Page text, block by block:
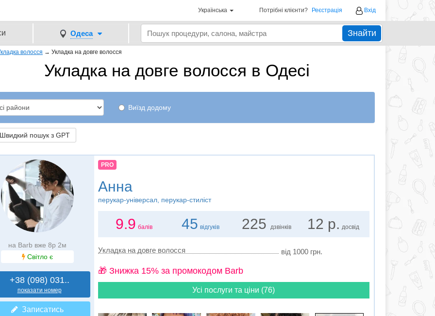
Українська Потрібні клієнти? Реєстрація Вхід
Одеса Знайти
волосся → Укладка на довге волосся
Укладка на довге волосся в Одесі
Виїзд додому
пошук з GPT
на Barb вже 8р 2м
Світло є
+38 (098) 031..
показати номер
Записатись
PRO
Анна
перукар-універсал, перукар-стиліст
9.9 балів 45 відгуків 225 дзвінків 12 р. досвід
Укладка на довге волосся від 1000 грн.
🎁 Знижка 15% за промокодом Barb
Усі послуги та ціни (76)